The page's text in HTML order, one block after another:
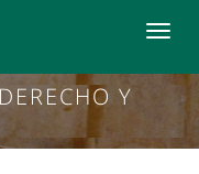
Toggle
Y